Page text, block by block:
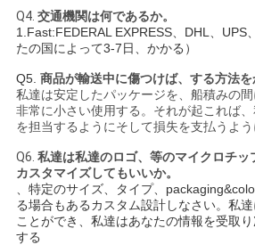
Q4. 交通機関は何であるか。
1.Fast:FEDERAL EXPRESS、DHL、UPS
たの国によって3-7日、かかる）
Q5. 商品が輸送中に傷つけば、する方法を
私達は安定したパッケージを、船積みの
非常に小さい使用する。それが起これば
を担当するようにそして損失を支払うよう
Q6. 私達は私達のロゴ、等のマイクロチッ
カスタマイズしてもいいか。
、特定のサイズ、タイプ、
る場合もあるカスタム設計しなさい。私
ことができ、私達はあなたの情報を受取
する